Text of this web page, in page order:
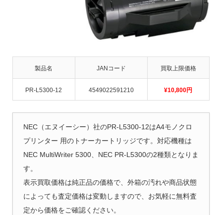
製品名 JANコード 買取上限価格
PR-L5300-12 4549022591210 ¥10,800円
NEC（エヌイーシー）社のPR-L5300-12はA4モノクロ
プリンター 用のトナーカートリッジです。対応機種は
NEC MultiWriter 5300、NEC PR-L5300の2種類となりま
す。
表示買取価格は純正品の価格で、外箱の汚れや商品状態
によっても査定価格は変動しますので、お気軽に無料査
定から価格をご確認ください。